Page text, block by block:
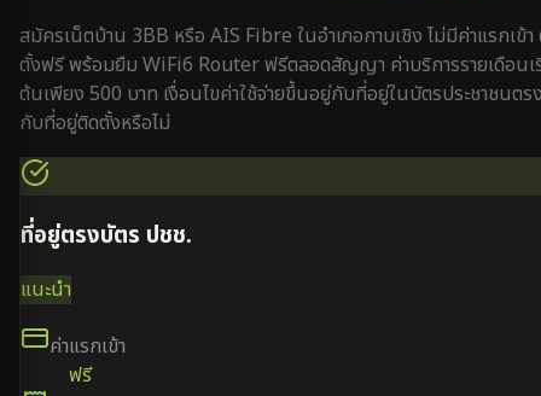
สมัครเน็ตบ้าน 3BB หรือ AIS Fibre ในอำเภอกาบเชิง ไม่มีค่าแรกเข้า
ตั้งฟรี พร้อมยืม WiFi6 Router ฟรีตลอดสัญญา ค่าบริการรายเดือนเ
ต้นเพียง 500 บาท เงื่อนไขค่าใช้จ่ายขึ้นอยู่กับที่อยู่ในบัตรประชาชนตร
กับที่อยู่ติดตั้งหรือไม่
ที่อยู่ตรงบัตร ปชช.
แนะนำ
ค่าแรกเข้า
ฟรี